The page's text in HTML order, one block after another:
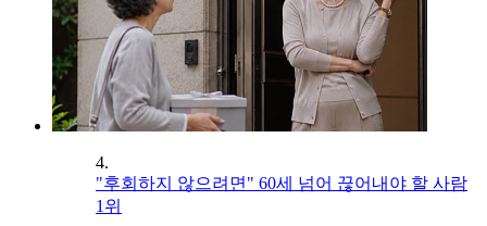
4.
"후회하지 않으려면" 60세 넘어 끊어내야 할 사람
1위